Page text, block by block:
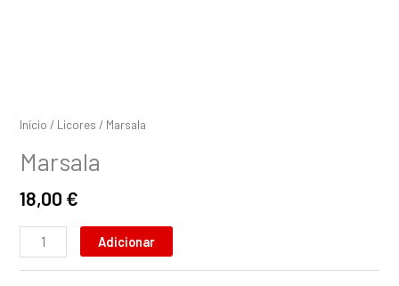
Início / Licores / Marsala
Marsala
18,00 €
Adicionar